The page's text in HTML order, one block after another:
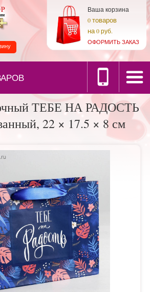
Ваша корзина
0товаров
на0 руб.
ОФОРМИТЬ ЗАКАЗ
ТЕБЕ НА РАДОСТЬ
22 × 17.5 × 8 см